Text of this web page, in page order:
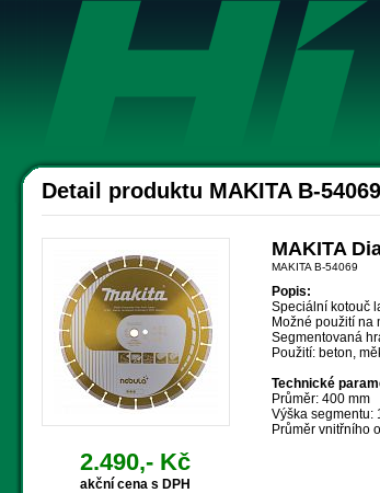
Detail produktu MAKITA B-54069
2.490,- Kč
akční cena s DPH
MAKITA
MAKITA B-54069
Popis:
Speciální kotouč
Možné použití na
Segmentovaná
Použití: beton,
Technické
Průměr: 400 mm
Výška segmentu:
Průměr vnitřního